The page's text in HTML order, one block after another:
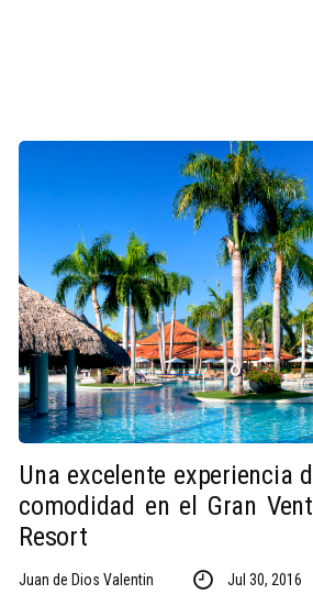
Una excelente experiencia
comodidad en el Gran
Resort
Juan de Dios Valentin Jul 30, 2016